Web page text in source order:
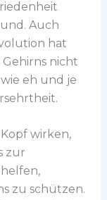
Auch
hat
nicht
eh und je
wirken,
zur
zu schützen.